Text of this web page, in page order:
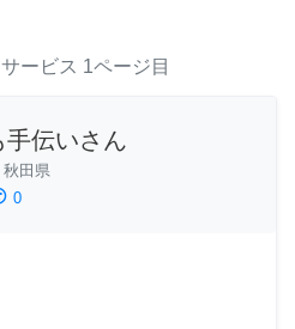
サービス 1ページ目
手伝いさん
秋田県
0